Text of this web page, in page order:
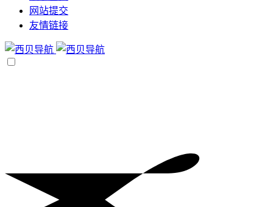
网站提交
友情链接